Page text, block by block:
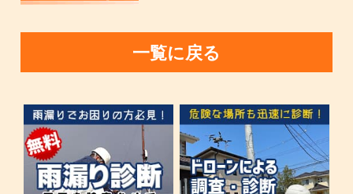
一覧に戻る